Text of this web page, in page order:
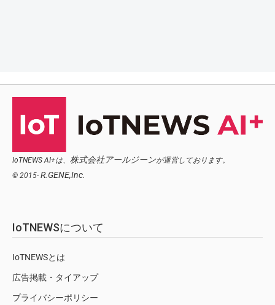
IoTNEWS AI+は、 株式会社アールジーンが運営しております。
© 2015- R.GENE,Inc.
IoTNEWSについて
IoTNEWSとは
広告掲載・タイアップ
プライバシーポリシー